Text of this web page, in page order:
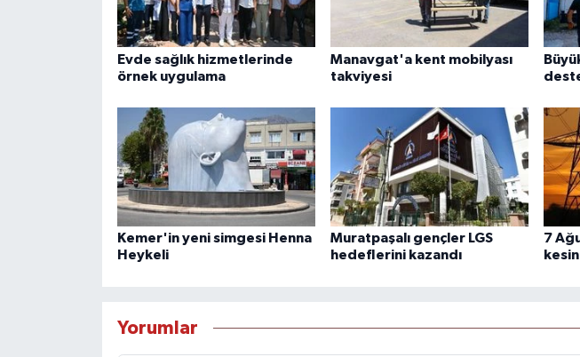
Evde sağlık hizmetlerinde
örnek uygulama
Manavgat'a kent mobilyası
takviyesi
Kemer'in yeni simgesi Henna
Heykeli
Muratpaşalı gençler LGS
hedeflerini kazandı
7
Yorumlar